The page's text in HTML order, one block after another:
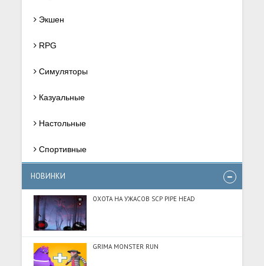
Экшен
RPG
Симуляторы
Казуальные
Настольные
Спортивные
НОВИНКИ
ОХОТА НА УЖАСОВ SCP PIPE HEAD
GRIMA MONSTER RUN